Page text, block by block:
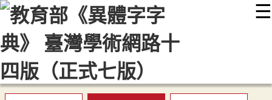
☰
::: 最新消息 常見問題 編輯說明
顯示模式
網站導覽